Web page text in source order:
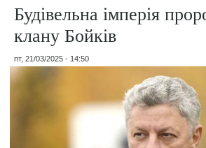
Будівельна імперія
клану Бойків
пт, 21/03/2025 - 14:50